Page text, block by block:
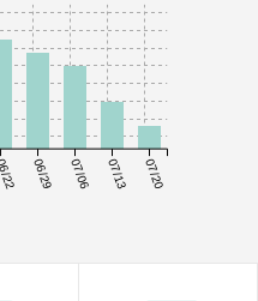
22 06/29 07/06 07/13 07/20